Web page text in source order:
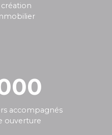
accompagnés
ouverture